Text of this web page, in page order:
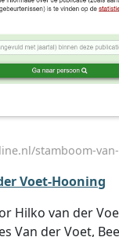
stamboom-
Voet-Hooning
Hilko van der
Van der Voet,